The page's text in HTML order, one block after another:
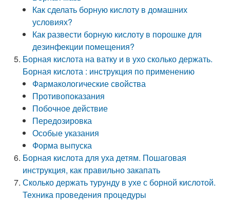
Как сделать борную кислоту в домашних
условиях?
Как развести борную кислоту в порошке для
дезинфекции помещения?
Борная кислота на ватку и в ухо сколько держать.
Борная кислота : инструкция по применению
Фармакологические свойства
Противопоказания
Побочное действие
Передозировка
Особые указания
Форма выпуска
Борная кислота для уха детям. Пошаговая
инструкция, как правильно закапать
Сколько держать турунду в ухе с борной кислотой.
Техника проведения процедуры